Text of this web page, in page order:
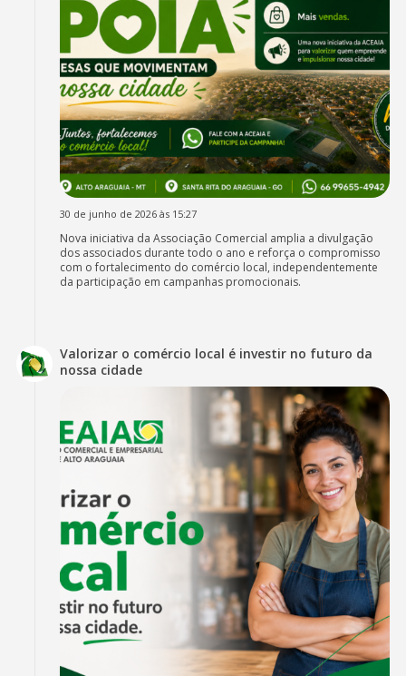
30 de junho de 2026 às 15:27
Nova iniciativa da Associação Comercial amplia a divulgação
dos associados durante todo o ano e reforça o compromisso
com o fortalecimento do comércio local, independentemente
da participação em campanhas promocionais.
Valorizar o comércio local é investir no futuro da
nossa cidade